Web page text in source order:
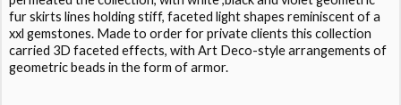
fur skirts lines holding stiff, faceted light shapes reminiscent of a
xxl gemstones. Made to order for private clients this collection
carried 3D faceted effects, with Art Deco-style arrangements of
geometric beads in the form of armor.